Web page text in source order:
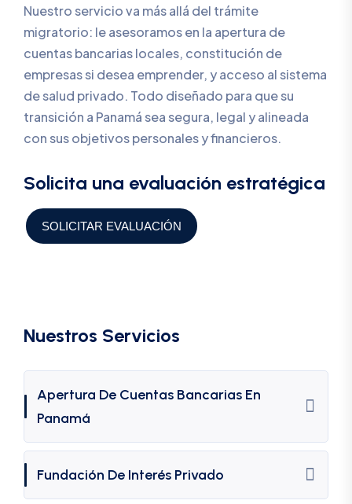
Nuestros Servicios
Apertura De Cuentas Bancarias En
Panamá
Fundación De Interés Privado
Nuestro servicio va más allá del trámite
migratorio: le asesoramos en la apertura de
cuentas bancarias locales, constitución de
empresas si desea emprender, y acceso al sistema
de salud privado. Todo diseñado para que su
transición a Panamá sea segura, legal y alineada
con sus objetivos personales y financieros.
Solicita una evaluación estratégica
SOLICITAR EVALUACIÓN